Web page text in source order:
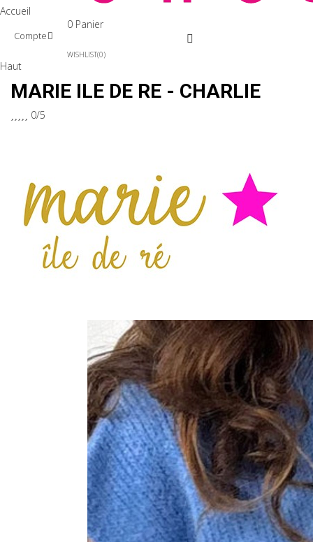
Accueil
Compte
0 Panier
WISHLIST 0
Haut
MARIE ILE DE RE - CHARLIE
0/5